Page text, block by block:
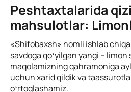
Peshtaxtalarida
mahsulotlar:
«Shifobaxsh» nomli ishlab
savdoga qoʻyilgan yangi –
maqolamizning qahramoniga
uchun xarid qildik va
oʻrtoqlashamiz.